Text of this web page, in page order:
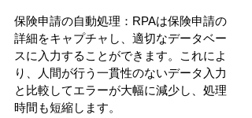
保険申請の自動処理：RPAは保険申請の
詳細をキャプチャし、適切なデータベー
スに入力することができます。これによ
り、人間が行う一貫性のないデータ入力
と比較してエラーが大幅に減少し、処理
時間も短縮します。